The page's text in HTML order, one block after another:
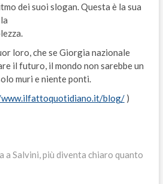
dei suoi slogan. Questa è la sua
loro, che se Giorgia nazionale
il futuro, il mondo non sarebbe un
muri e niente ponti.
blog/)
a Salvini, più diventa chiaro quanto